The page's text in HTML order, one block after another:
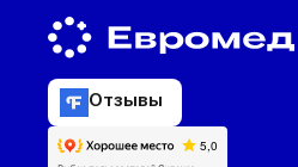
Отзывы